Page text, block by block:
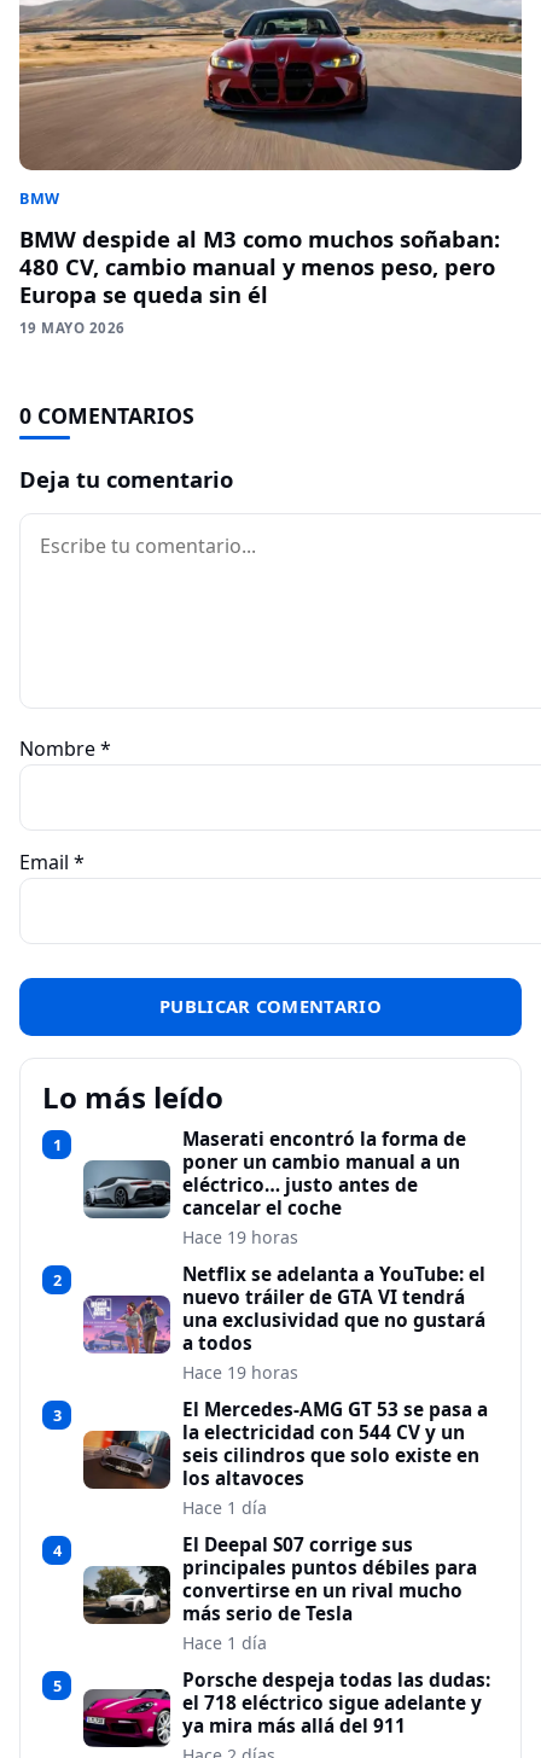
BMW
BMW despide al M3 como muchos soñaban:
480 CV, cambio manual y menos peso, pero
Europa se queda sin él
19 MAYO 2026
0 COMENTARIOS
Deja tu comentario
Comentario
Nombre*
Email *
Lo más leído
1
Maserati encontró la forma de
poner un cambio manual a un
eléctrico… justo antes de
cancelar el coche
Hace 19 horas
2
Netflix se adelanta a YouTube: el
nuevo tráiler de GTA VI tendrá
una exclusividad que no gustará
a todos
Hace 19 horas
3
El Mercedes-AMG GT 53 se pasa a
la electricidad con 544 CV y un
seis cilindros que solo existe en
los altavoces
Hace 1 día
4
El Deepal S07 corrige sus
principales puntos débiles para
convertirse en un rival mucho
más serio de Tesla
Hace 1 día
5
Porsche despeja todas las dudas:
el 718 eléctrico sigue adelante y
ya mira más allá del 911